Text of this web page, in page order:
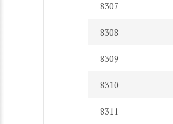
8307
8308
8309
8310
8311